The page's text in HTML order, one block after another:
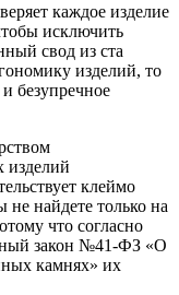
каждое изделие
исключить
свод из ста
изделий, то
безупречное
изделий
клеймо
найдете только на
что согласно
закон №41-ФЗ «О
камнях» их